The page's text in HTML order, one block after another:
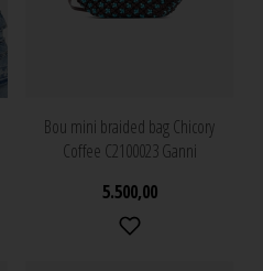
Bou mini braided bag Chicory
Coffee C2100023 Ganni
5.500,00